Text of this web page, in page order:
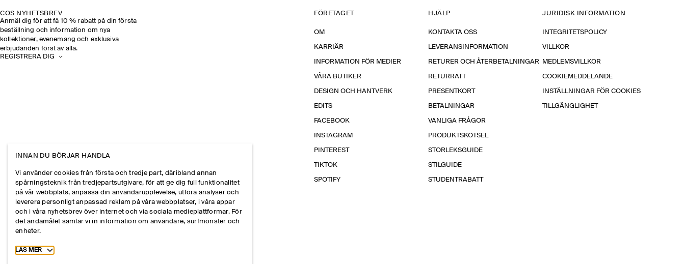
COS NYHETSBREV
Anmäl dig för att få 10 % rabatt på din första
beställning och information om nya
kollektioner, evenemang och exklusiva
erbjudanden först av alla.
REGISTRERA DIG
FÖRETAGET
OM
KARRIÄR
INFORMATION FÖR MEDIER
VÅRA BUTIKER
DESIGN OCH HANTVERK
EDITS
FACEBOOK
INSTAGRAM
PINTEREST
TIKTOK
SPOTIFY
HJÄLP
KONTAKTA OSS
LEVERANSINFORMATION
RETURER OCH ÅTERBETALNINGAR
RETURRÄTT
PRESENTKORT
BETALNINGAR
VANLIGA FRÅGOR
PRODUKTSKÖTSEL
STORLEKSGUIDE
STILGUIDE
STUDENTRABATT
JURIDISK INFORMATION
INTEGRITETSPOLICY
VILLKOR
MEDLEMSVILLKOR
COOKIEMEDDELANDE
INSTÄLLNINGAR FÖR COOKIES
TILLGÄNGLIGHET
INNAN DU BÖRJAR HANDLA
Vi använder cookies från första och tredje part, däribland annan
spårningsteknik från tredjepartsutgivare, för att ge dig full funktionalitet
på vår webbplats, anpassa din användarupplevelse, utföra analyser och
leverera personligt anpassad reklam på våra webbplatser, i våra appar
och i våra nyhetsbrev över internet och via sociala medieplattformar. För
det ändamålet samlar vi in information om användare, surfmönster och
enheter.
Toggle more cookie information
LÄS MER